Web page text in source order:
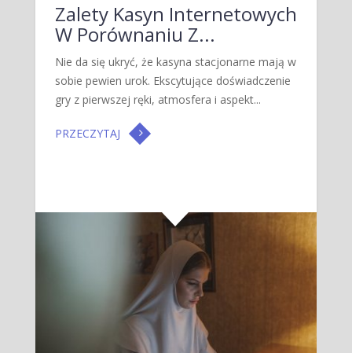
Zalety Kasyn Internetowych
W Porównaniu Z...
Nie da się ukryć, że kasyna stacjonarne mają w
sobie pewien urok. Ekscytujące doświadczenie
gry z pierwszej ręki, atmosfera i aspekt...
PRZECZYTAJ